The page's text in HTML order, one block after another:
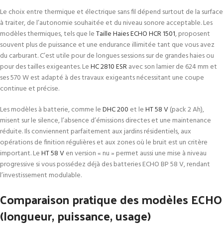
Le choix entre thermique et électrique sans fil dépend surtout de la surface
à traiter, de l’autonomie souhaitée et du niveau sonore acceptable. Les
modèles thermiques, tels que leTaille Haies ECHO HCR 1501, proposent
souvent plus de puissance et une endurance illimitée tant que vous avez
du carburant. C’est utile pour de longues sessions sur de grandes haies ou
pour des tailles exigeantes. LeHC 2810 ESRavec son lamier de 624 mm et
ses 570 W est adapté à des travaux exigeants nécessitant une coupe
continue et précise.
Les modèles à batterie, comme leDHC 200 et leHT 58 V(pack 2 Ah),
misent sur le silence, l’absence d’émissions directes et une maintenance
réduite. Ils conviennent parfaitement aux jardins résidentiels, aux
opérations de finition régulières et aux zones où le bruit est un critère
important. LeHT 58 Ven version « nu » permet aussi une mise à niveau
progressive si vous possédez déjà des batteries ECHO BP 58 V, rendant
l’investissement modulable.
Comparaison pratique des modèles ECHO
(longueur, puissance, usage)